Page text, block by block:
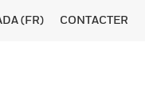
(FR) CONTACTER